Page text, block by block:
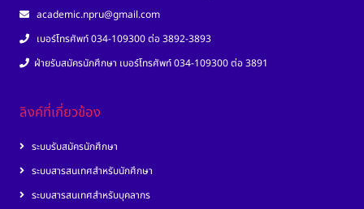
academic.npru@gmail.com
เบอร์โทรศัพท์ 034-109300 ต่อ 3892-3893
ฝ่ายรับสมัครนักศึกษา เบอร์โทรศัพท์ 034-109300 ต่อ 3891
ลิงค์ที่เกี่ยวข้อง
ระบบรับสมัครนักศึกษา
ระบบสารสนเทศสำหรับนักศึกษา
ระบบสารสนเทศสำหรับบุคลากร